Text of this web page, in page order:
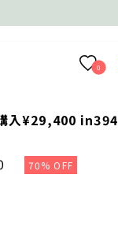
0
入¥29,400 in394
70% OFF